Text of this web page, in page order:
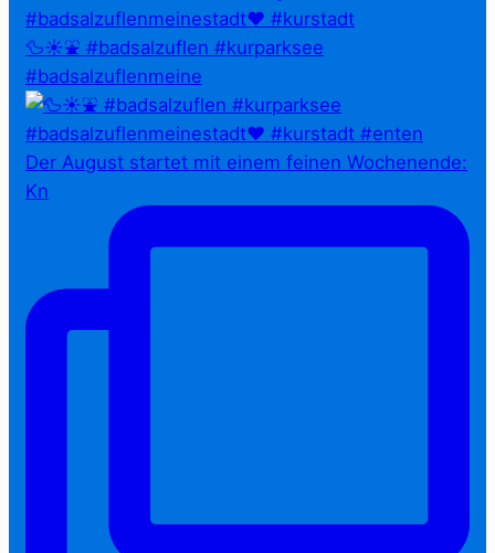
🦆☀️⛲ #badsalzuflen #kurparksee
#badsalzuflenmeine
Der August startet mit einem feinen Wochenende:
Kn